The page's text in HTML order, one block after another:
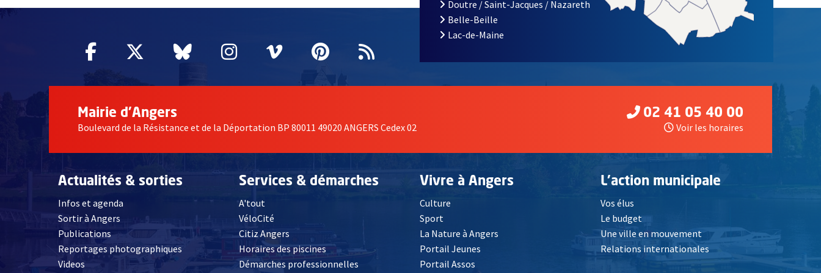
Facebook
, Ouvre une nouvelle fenêtre
Twitter
, Ouvre une nouvelle fenêtre
Bluesky
, Ouvre une nouvelle fenêtre
Instagram
, Ouvre une nouvelle fenêtre
Vimeo
, Ouvre une nouvelle fenêtre
Pinterest
, Ouvre une nouvelle fenêtre
Flux RSS
Doutre / Saint-Jacques / Nazareth
Belle-Beille
Lac-de-Maine
Mairie d'Angers
Boulevard de la Résistance et de la Déportation BP 80011 49020 ANGERS Cedex 02
02 41 05 40 00
Voir les horaires
Actualités & sorties
Infos et agenda
Sortir à Angers
Publications
Reportages photographiques
Videos, Ouvre une nouvelle fenêtre
Services & démarches
A'tout
VéloCité
Citiz Angers , Ouvre une nouvelle fenêtre
Horaires des piscines
Démarches professionnelles
Vivre à Angers
Culture
Sport
La Nature à Angers
Portail Jeunes
Portail Assos
L'action municipale
Vos élus
Le budget
Une ville en mouvement
Relations internationales